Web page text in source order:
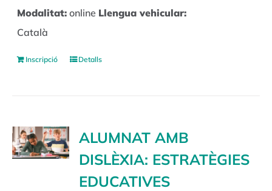
Modalitat: online Llengua vehicular:
Català
Inscripció Detalls
ALUMNAT AMB
DISLÈXIA: ESTRATÈGIES
EDUCATIVES